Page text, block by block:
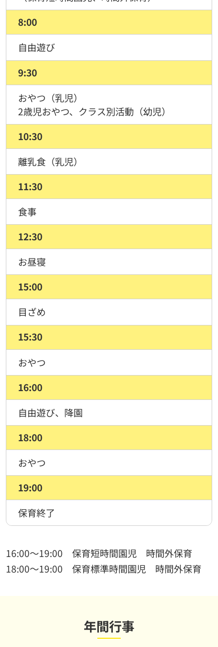
8:00
自由遊び
9:30
おやつ（乳児）
2歳児おやつ、クラス別活動（幼児）
10:30
離乳食（乳児）
11:30
食事
12:30
お昼寝
15:00
目ざめ
15:30
おやつ
16:00
自由遊び、降園
18:00
おやつ
19:00
保育終了
16:00〜19:00 保育短時間園児 時間外保育
18:00〜19:00 保育標準時間園児 時間外保育
年間行事